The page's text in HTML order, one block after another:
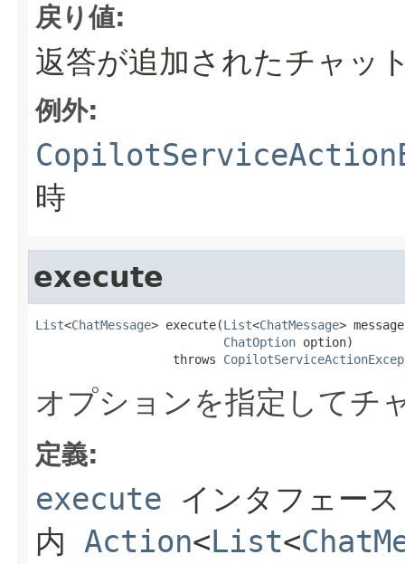
戻り値:
返答が追加されたチャッ
例外:
時
execute
List<ChatMessage> execute(List<ChatMessage>
ChatOption option)
                   throws
オプションを指定してチ
定義:
execute インタフェース
内 Action<List<